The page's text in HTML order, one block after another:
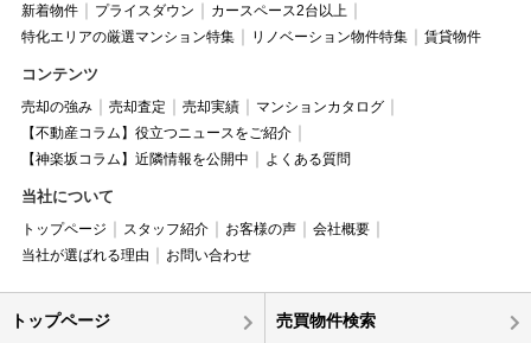
新着物件 プライスダウン
カースペース2台以上
特化エリアの厳選マンション特集
リノベーション物件特集 賃貸物件
コンテンツ
売却の強み 売却査定 売却実績
マンションカタログ
【不動産コラム】役立つニュースをご紹介
【神楽坂コラム】近隣情報を公開中
よくある質問
当社について
トップページ スタッフ紹介 お客様の声
会社概要
当社が選ばれる理由
お問い合わせ
トップページ 売買物件検索